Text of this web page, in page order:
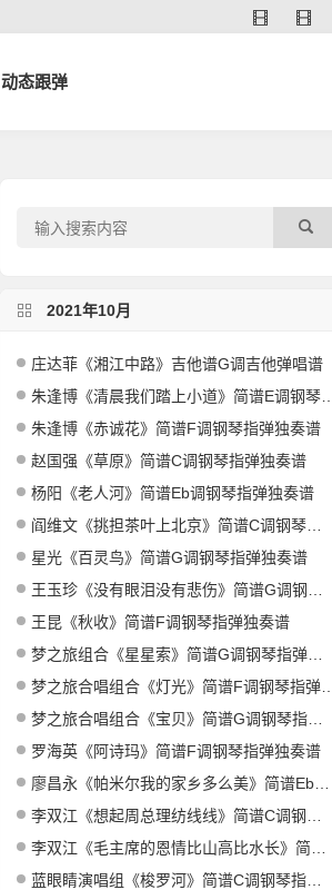
动态跟弹
2021年10月
庄达菲《湘江中路》吉他谱G调吉他弹唱谱
朱逢博《清晨我们踏上小道》简谱E调钢琴指弹独奏谱
朱逢博《赤诚花》简谱F调钢琴指弹独奏谱
赵国强《草原》简谱C调钢琴指弹独奏谱
杨阳《老人河》简谱Eb调钢琴指弹独奏谱
阎维文《挑担茶叶上北京》简谱C调钢琴指弹独奏谱
星光《百灵鸟》简谱G调钢琴指弹独奏谱
王玉珍《没有眼泪没有悲伤》简谱G调钢琴指弹独奏谱
王昆《秋收》简谱F调钢琴指弹独奏谱
梦之旅组合《星星索》简谱G调钢琴指弹独奏谱
梦之旅合唱组合《灯光》简谱F调钢琴指弹独奏谱
梦之旅合唱组合《宝贝》简谱G调钢琴指弹独奏谱
罗海英《阿诗玛》简谱F调钢琴指弹独奏谱
廖昌永《帕米尔我的家乡多么美》简谱Eb调钢琴指弹独奏谱
李双江《想起周总理纺线线》简谱C调钢琴指弹独奏谱
李双江《毛主席的恩情比山高比水长》简谱G调钢琴指弹独奏谱
蓝眼睛演唱组《梭罗河》简谱C调钢琴指弹独奏谱